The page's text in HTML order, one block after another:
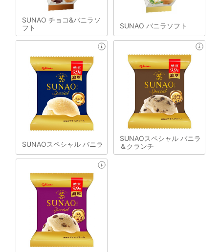
SUNAO チョコ&バニラソ
フト
SUNAO バニラソフト
SUNAOスペシャル バニラ
SUNAOスペシャル バニラ
＆クランチ